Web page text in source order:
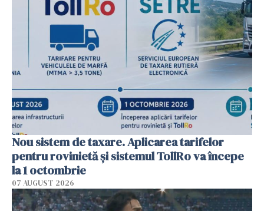
Nou sistem de taxare. Aplicarea tarifelor
pentru rovinietă şi sistemul TollRo va începe
la 1 octombrie
07 AUGUST 2026